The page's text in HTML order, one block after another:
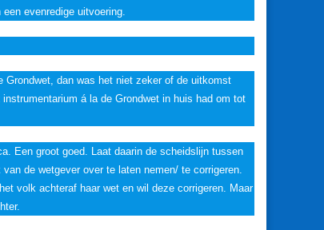
evenredige uitvoering.
Grondwet, dan was het niet zeker of de uitkomst
á la de Grondwet in huis had om tot
Een groot goed. Laat daarin de scheidslijn tussen
de wetgever over te laten nemen/ te corrigeren.
volk achteraf haar wet en wil deze corrigeren. Maar